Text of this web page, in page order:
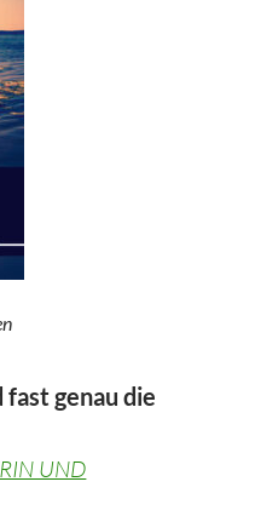
genau die
UND